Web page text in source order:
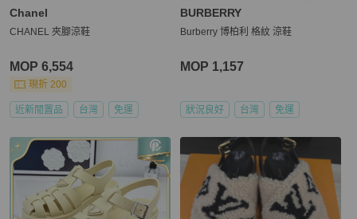
Chanel
CHANEL 夾腳涼鞋
MOP 6,554
現折 200
近新閒置品 台灣 免運
BURBERRY
Burberry 博柏利 格紋 涼鞋
MOP 1,157
狀況良好 台灣 免運